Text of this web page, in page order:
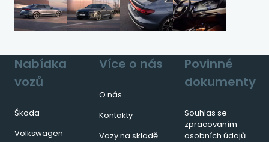
Nabídka
vozů
Škoda
Volkswagen
Více o nás
O nás
Kontakty
Vozy na skladě
Povinné
dokumenty
Souhlas se
zpracováním
osobních údajů